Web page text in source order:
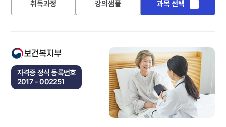
취득과정 강의샘플 과목 선택
보건복지부
자격증 정식 등록번호
2017 - 002251